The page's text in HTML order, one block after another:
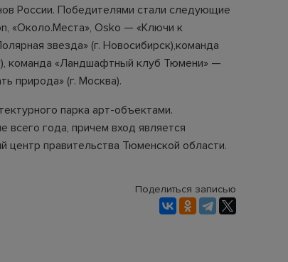
России. Победителями стали следующие
«Около.Места», Osko — «Ключи к
звезда» (г. Новосибирск),команда
команда «Ландшафтный клуб Тюмени» —
природа» (г. Москва).
парка арт-объектами.
всего года, причем вход является
правительства Тюменской области.
Поделиться записью